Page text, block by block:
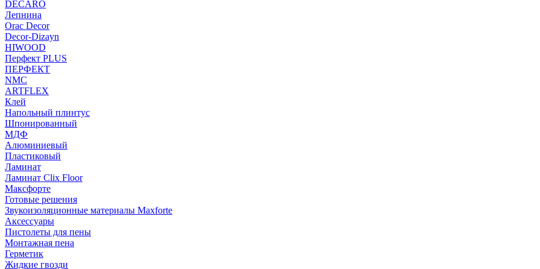
DECARO
Лепнина
Orac Decor
Decor-Dizayn
HIWOOD
Перфект PLUS
ПЕРФЕКТ
NMC
ARTFLEX
Клей
Напольный плинтус
Шпонированный
МДФ
Алюминиевый
Пластиковый
Ламинат
Ламинат Clix Floor
Максфорте
Готовые решения
Звукоизоляционные материалы Maxforte
Аксессуары
Пистолеты для пены
Монтажная пена
Герметик
Жидкие гвозди